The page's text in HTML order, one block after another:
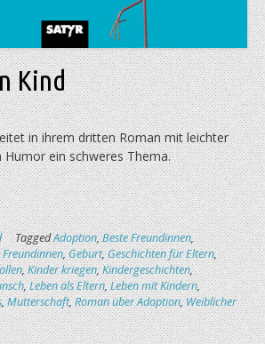
Kind
in ihrem dritten Roman mit leichter
ein schweres Thema.
TaggedAdoption,Beste Freundinnen,
Freundinnen,Geburt,Geschichten für Eltern,
,Kinder kriegen,Kindergeschichten,
,Leben als Eltern,Leben mit Kindern,
,Mutterschaft,Roman über Adoption,Weiblicher